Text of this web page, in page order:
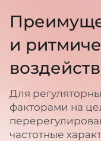
и
Для
факторами на
частотные